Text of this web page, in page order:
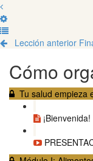
Lección anterior
Cómo
Tu salud empieza
¡Bienvenida!